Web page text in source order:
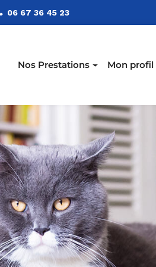
06 67 36 45 23
Nos Prestations Mon profil